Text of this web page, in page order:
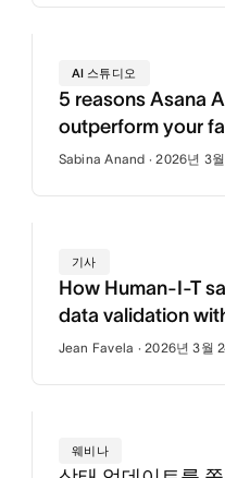
AI 스튜디오
5 reasons Asana
outperform your
Sabina Anand · 2026년 3
기사
How Human-I-T
data validation
Jean Favela · 2026년 3월
웨비나